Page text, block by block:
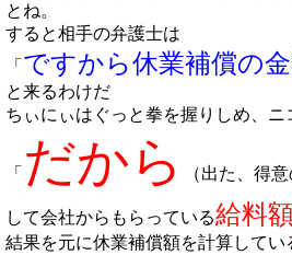
とね。
すると相手の弁護士は
「 ですから休業補償の
と来るわけだ
ちぃにぃはぐっと拳を握りしめ、ニ
「 だから （出た、得
して会社からもらっている給料
結果を元に休業補償額を計算してい